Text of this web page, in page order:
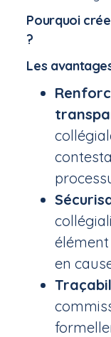
Pourquoi
?
Les
en